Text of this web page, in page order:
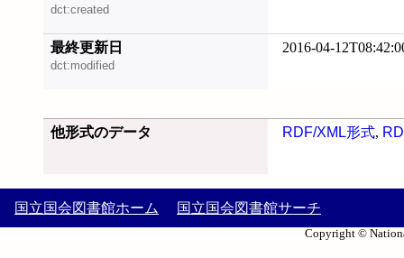
dct:created
最終更新日
dct:modified
2016-04-
他形式のデータ RDF/XML形式,
国立国会図書館ホーム 国立国会図書館サーチ
Copyright ©